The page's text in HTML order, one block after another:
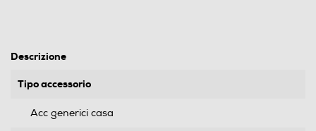
Descrizione
Tipo accessorio
Acc generici casa